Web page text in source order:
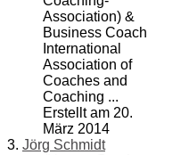
Association) &
Business Coach
International
Association of
Coaches and
Coaching ...
Erstellt am 20.
März 2014
3. Jörg Schmidt